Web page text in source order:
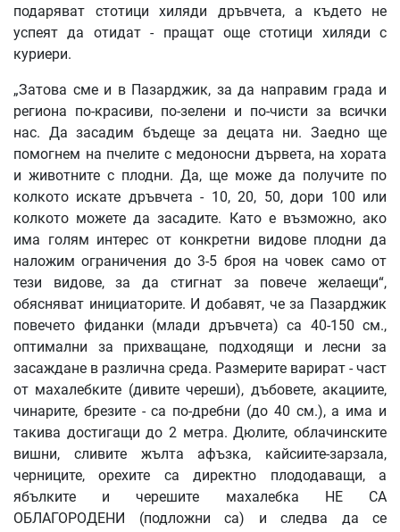
подаряват стотици хиляди дръвчета, а където не
успеят да отидат - пращат още стотици хиляди с
куриери.
„Затова сме и в Пазарджик, за да направим града и
региона по-красиви, по-зелени и по-чисти за всички
нас. Да засадим бъдеще за децата ни. Заедно ще
помогнем на пчелите с медоносни дървета, на хората
и животните с плодни. Да, ще може да получите по
колкото искате дръвчета - 10, 20, 50, дори 100 или
колкото можете да засадите. Като е възможно, ако
има голям интерес от конкретни видове плодни да
наложим ограничения до 3-5 броя на човек само от
тези видове, за да стигнат за повече желаещи“,
обясняват инициаторите. И добавят, че за Пазарджик
повечето фиданки (млади дръвчета) са 40-150 см.,
оптимални за прихващане, подходящи и лесни за
засаждане в различна среда. Размерите варират - част
от махалебките (дивите череши), дъбовете, акациите,
чинарите, брезите - са по-дребни (до 40 см.), а има и
такива достигащи до 2 метра. Дюлите, облачинските
вишни, сливите жълта афъзка, кайсиите-зарзала,
черниците, орехите са директно плододаващи, а
ябълките и черешите махалебка НЕ СА
ОБЛАГОРОДЕНИ (подложни са) и следва да се